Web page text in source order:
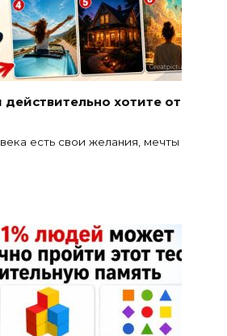
действительно хотите от
есть свои желания, мечты